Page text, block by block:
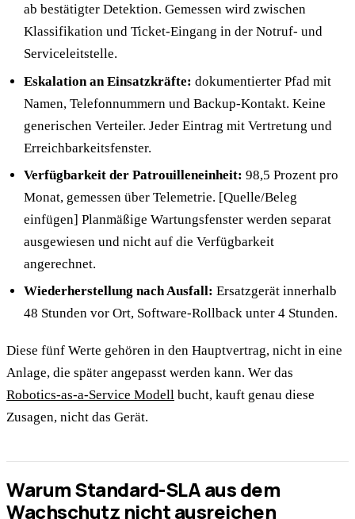
ab bestätigter Detektion. Gemessen wird zwischen
Klassifikation und Ticket-Eingang in der Notruf- und
Serviceleitstelle.
Eskalation an Einsatzkräfte: dokumentierter Pfad mit
Namen, Telefonnummern und Backup-Kontakt. Keine
generischen Verteiler. Jeder Eintrag mit Vertretung und
Erreichbarkeitsfenster.
Verfügbarkeit der Patrouilleneinheit: 98,5 Prozent pro
Monat, gemessen über Telemetrie. [Quelle/Beleg
einfügen] Planmäßige Wartungsfenster werden separat
ausgewiesen und nicht auf die Verfügbarkeit
angerechnet.
Wiederherstellung nach Ausfall: Ersatzgerät innerhalb
48 Stunden vor Ort, Software-Rollback unter 4 Stunden.
Diese fünf Werte gehören in den Hauptvertrag, nicht in eine
Anlage, die später angepasst werden kann. Wer das
Robotics-as-a-Service Modell bucht, kauft genau diese
Zusagen, nicht das Gerät.
Warum Standard-SLA aus dem
Wachschutz nicht ausreichen